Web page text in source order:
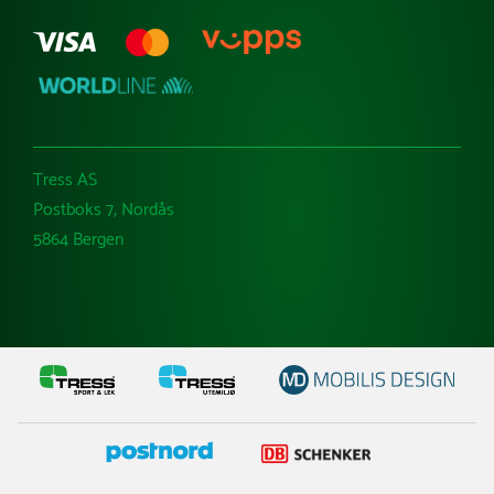
Tress AS
Postboks 7, Nordås
5864 Bergen